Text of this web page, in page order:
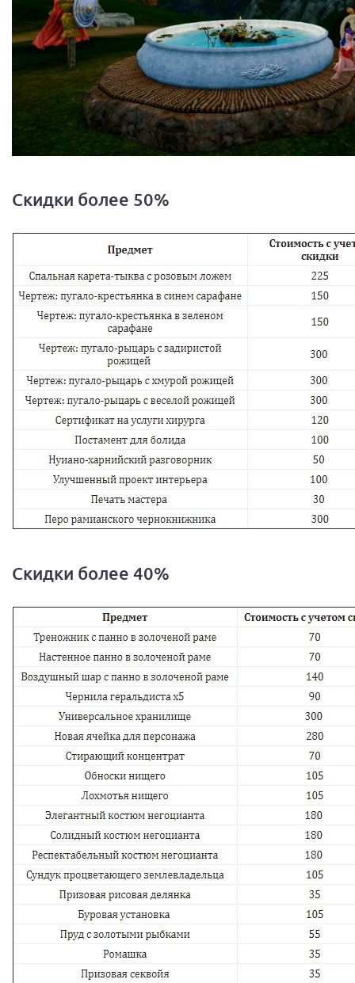
Скидки более 50%
Скидки более 40%